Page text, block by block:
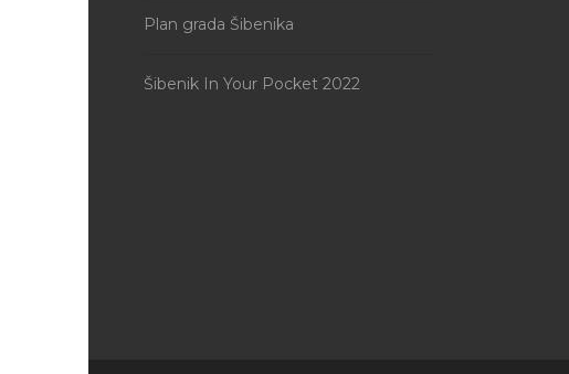
Plan grada Šibenika
Šibenik In Your Pocket 2022